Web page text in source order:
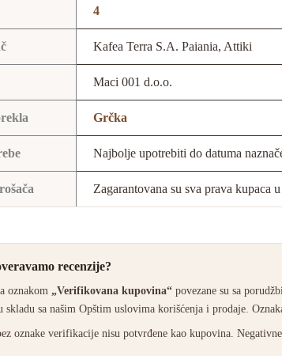
4
Kafea Terra S.A. Paiania, Attiki
Maci 001 d.o.o.
Grčka
Najbolje upotrebiti do datuma
Zagarantovana su sva prava kupaca
recenzije?
oznakom „Verifikovana kupovina“povezane su sa
skladu sa našim Opštim uslovima korišćenja i prodaje.
oznake verifikacije nisu potvrđene kao kupovina.